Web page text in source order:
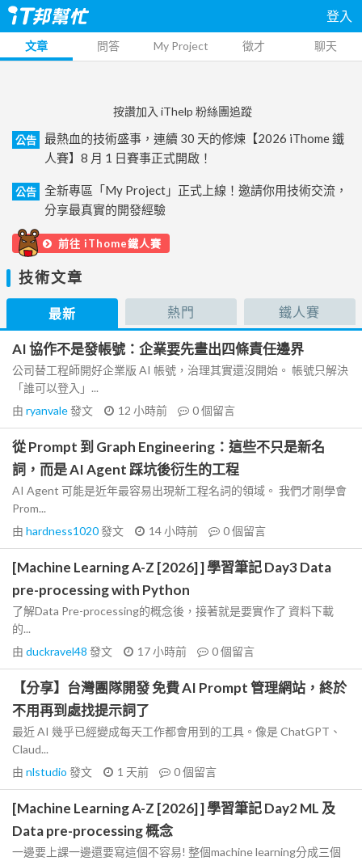
登入
文章 問答 My Project 徵才 聊天
按讚加入 iThelp 粉絲團追蹤
公告
最熱血的技術盛事，連續 30 天的修煉【2026 iThome 鐵
人賽】8 月 1 日賽事正式開啟！
公告
全新專區「My Project」正式上線！邀請你用技術交流，
分享最真實的開發經驗
前往 iThome鐵人賽
技術文章
最新 熱門 鐵人賽
AI 協作不是發帳號：企業要先畫出四條責任邊界
公司替工程師開好企業版 AI 帳號，治理其實還沒開始。 帳號只解決
「誰可以登入」...
由 ryanvale發文 12 小時前 0個留言
從 Prompt 到 Graph Engineering：這些不只是新名
詞，而是 AI Agent 踩坑後衍生的工程
AI Agent 可能是近年最容易出現新工程名詞的領域。 我們才剛學會
Prom...
由 hardness1020發文 14 小時前 0個留言
[Machine Learning A-Z [2026] ] 學習筆記 Day3 Data
pre-processing with Python
了解Data Pre-processing的概念後，接著就是要實作了 資料下載
的...
由 duckravel48 發文 17 小時前 0個留言
【分享】台灣團隊開發 免費 AI Prompt 管理網站，終於
不用再到處找提示詞了
最近 AI 幾乎已經變成每天工作都會用到的工具。像是 ChatGPT、
Claud...
由 nlstudio 發文 1 天前 0個留言
[Machine Learning A-Z [2026] ] 學習筆記 Day2 ML 及
Data pre-processing 概念
一邊要上課一邊還要寫這個不容易! 整個machine learning分成三個